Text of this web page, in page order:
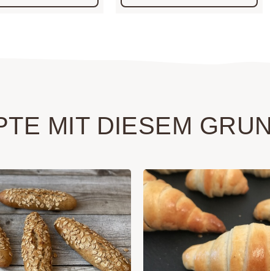
MIT DIESEM